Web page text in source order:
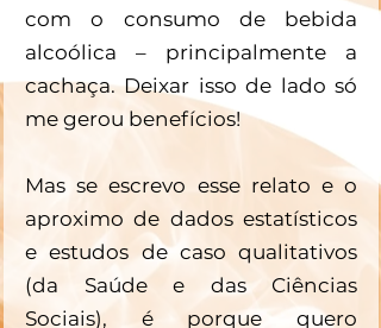
com o consumo de bebida
alcoólica – principalmente a
cachaça. Deixar isso de lado só
me gerou benefícios!
Mas se escrevo esse relato e o
aproximo de dados estatísticos
e estudos de caso qualitativos
(da Saúde e das Ciências
Sociais), é porque quero